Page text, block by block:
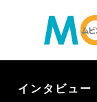
インタビュー